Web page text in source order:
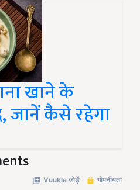
खाने के
जानें कैसे रहेगा